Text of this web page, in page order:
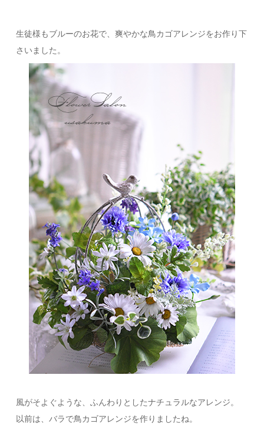
生徒様もブルーのお花で、爽やかな鳥カゴアレンジをお作り下
さいました。
風がそよぐような、ふんわりとしたナチュラルなアレンジ。
以前は、バラで鳥カゴアレンジを作りましたね。